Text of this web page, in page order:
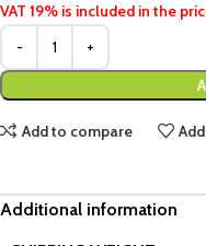
VAT 19% is included in the
Add to compare
Additional information